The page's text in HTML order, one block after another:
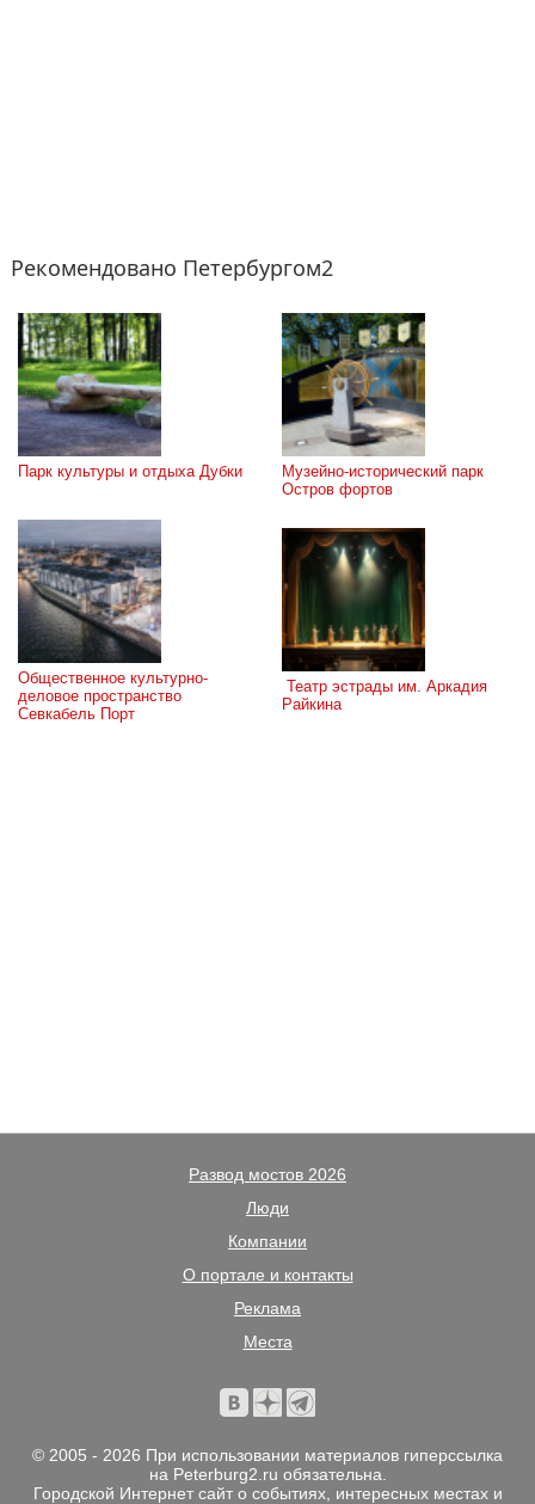
Рекомендовано Петербургом2
Парк культуры и отдыха Дубки
Музейно-исторический парк
Остров фортов
Общественное культурно-
деловое пространство
Севкабель Порт
Райкина
Развод мостов 2026
Люди
Компании
О портале и контакты
Реклама
Места
© 2005 - 2026 При использовании материалов гиперссылка
на Peterburg2.ru обязательна.
Городской Интернет сайт о событиях, интересных местах и